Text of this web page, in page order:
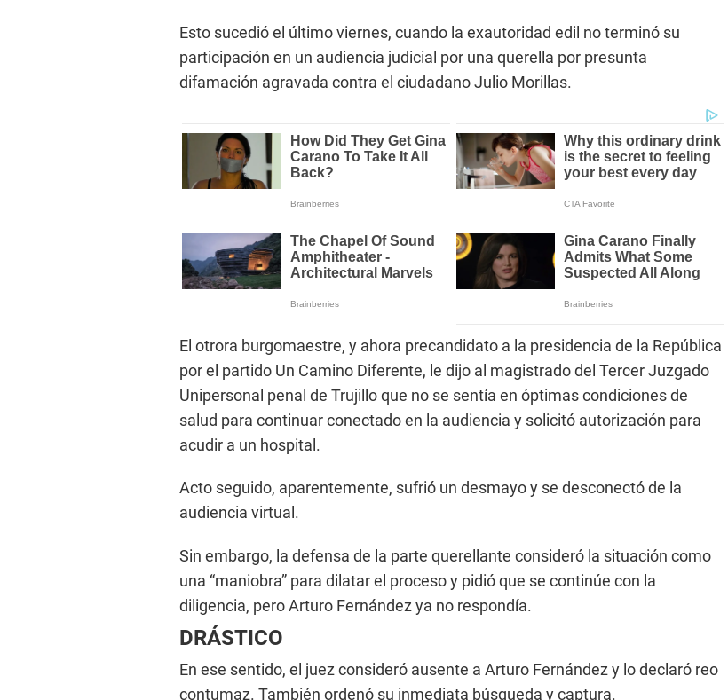
Esto sucedió el último viernes, cuando la exautoridad edil no terminó su
participación en un audiencia judicial por una querella por presunta
difamación agravada contra el ciudadano Julio Morillas.
El otrora burgomaestre, y ahora precandidato a la presidencia de la República
por el partido Un Camino Diferente, le dijo al magistrado del Tercer Juzgado
Unipersonal penal de Trujillo que no se sentía en óptimas condiciones de
salud para continuar conectado en la audiencia y solicitó autorización para
acudir a un hospital.
Acto seguido, aparentemente, sufrió un desmayo y se desconectó de la
audiencia virtual.
Sin embargo, la defensa de la parte querellante consideró la situación como
una “maniobra” para dilatar el proceso y pidió que se continúe con la
diligencia, pero Arturo Fernández ya no respondía.
DRÁSTICO
En ese sentido, el juez consideró ausente a Arturo Fernández y lo declaró reo
contumaz. También ordenó su inmediata búsqueda y captura.